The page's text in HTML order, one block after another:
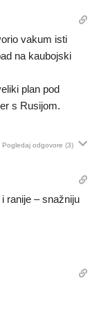
vakum isti
na kaubojski
plan pod
s Rusijom.
Pogledaj odgovore (3)
ranije – snažniju